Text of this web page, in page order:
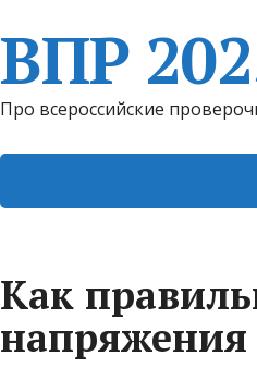
ВПР
Про всероссийские
Как
напряжения